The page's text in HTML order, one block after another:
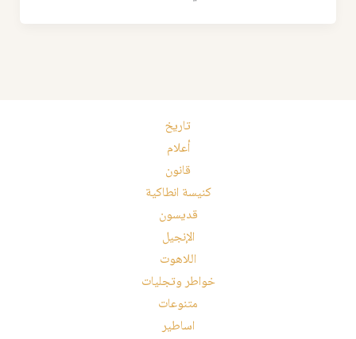
تاريخ
أعلام
قانون
كنيسة انطاكية
قديسون
الإنجيل
اللاهوت
خواطر وتجليات
متنوعات
اساطير